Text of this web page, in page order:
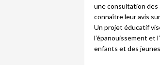
une consultation
connaître leur avis
Un projet éducatif
l’épanouissement et
enfants et des